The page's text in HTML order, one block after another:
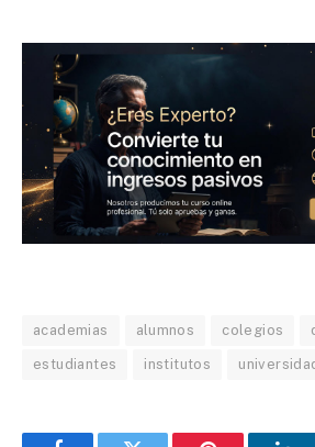
academias alumnos colegios
estudiantes institutos